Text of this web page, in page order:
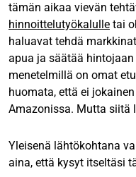
tämän aikaa vievän
hinnoittelutyökalulle tai
haluavat tehdä
apua ja säätää
menetelmillä on omat
huomata, että ei
Amazonissa. Mutta siitä
Yleisenä lähtökohtana
aina, että kysyt itseltäsi